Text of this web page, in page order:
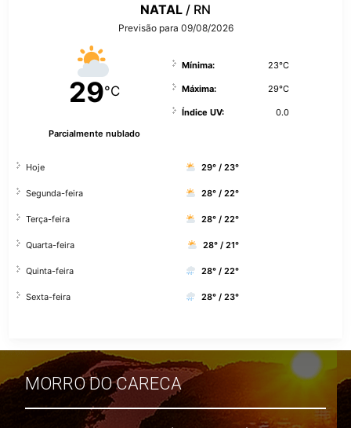
NATAL / RN
Previsão para 09/08/2026
29°C
Parcialmente nublado
Mínima: 23°C
Máxima: 29°C
Índice UV: 0.0
Hoje 29° / 23°
Segunda-feira 28° / 22°
Terça-feira 28° / 22°
Quarta-feira 28° / 21°
Quinta-feira 28° / 22°
Sexta-feira 28° / 23°
MORRO DO CARECA